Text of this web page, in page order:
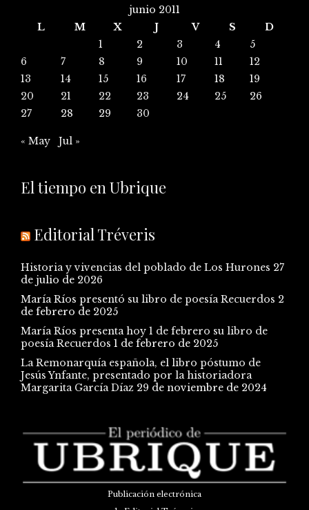
junio 2011
L
M X J V S
D
1
2 3 4
5
6
7 8 9 10 11
12
13
14 15 16 17 18
19
20
21 22 23 24 25
26
27
28 29 30
« May Jul »
El tiempo en Ubrique
Editorial Tréveris
Historia y vivencias del poblado de Los Hurones 27
de julio de 2026
María Ríos presentó su libro de poesía Recuerdos 2
de febrero de 2025
María Ríos presenta hoy 1 de febrero su libro de
poesía Recuerdos 1 de febrero de 2025
La Remonarquía española, el libro póstumo de
Jesús Ynfante, presentado por la historiadora
Margarita García Díaz 29 de noviembre de 2024
Publicación electrónica